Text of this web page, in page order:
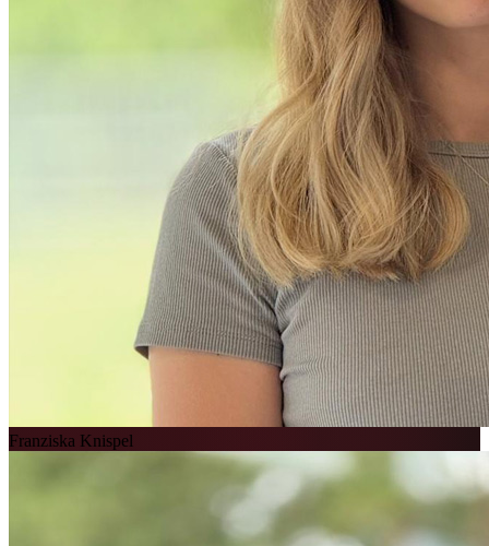
Franziska Knispel